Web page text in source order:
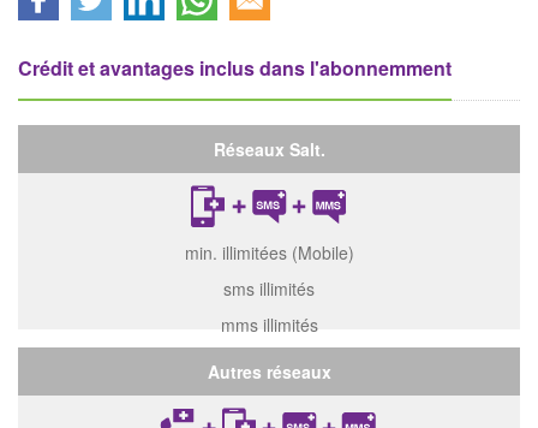
Crédit et avantages inclus dans l'abonnemment
Réseaux Salt.
min. illimitées (Mobile)
sms illimités
mms illimités
Autres réseaux